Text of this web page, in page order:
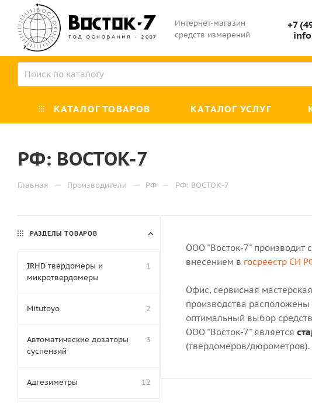
Интернет-магазин
средств измерений
+7
КАТАЛОГ ТОВАРОВ КАТАЛОГ УСЛУГ
РФ: ВОСТОК-7
Главная — Производители — РФ — РФ: ВОСТОК-7
ООО "Восток-7" производит
внесением в госреестр СИ
Офис, сервисная
производства расположены
оптимальный выбор
ООО "Восток-7" является
(твердомеров/дюрометров).
РАЗДЕЛЫ ТОВАРОВ
IRHD твердомеры и
микротвердомеры
1
Mitutoyo 2
Автоматические дозаторы
суспензий
3
Адгезиметры 12